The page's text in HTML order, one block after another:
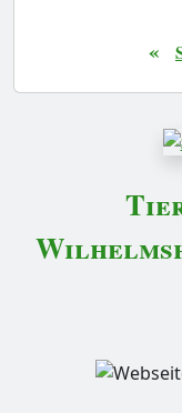
«